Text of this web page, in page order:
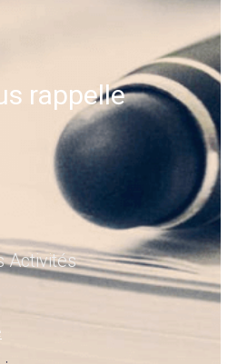
rappelle
Activités